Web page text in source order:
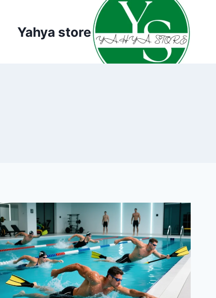
المحتوى
Yahya store